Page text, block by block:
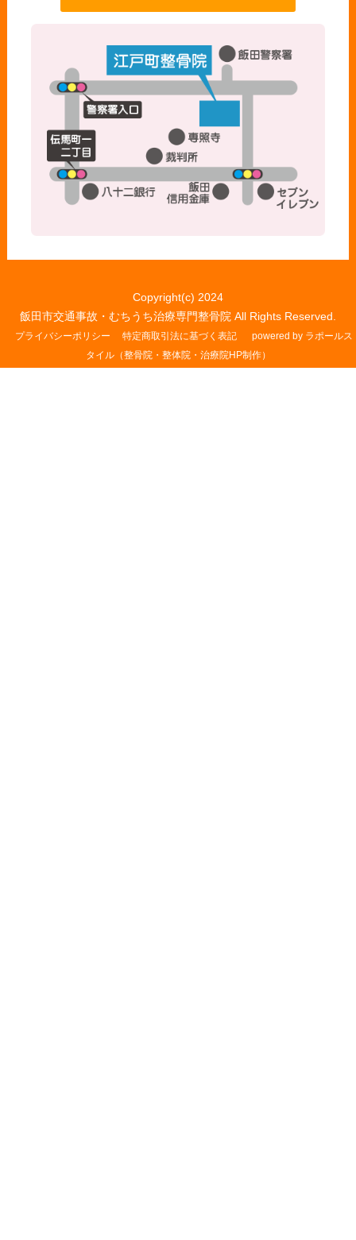
Copyright(c) 2024
飯田市交通事故・むちうち治療専門整骨院 All Rights Reserved.
プライバシーポリシー 特定商取引法に基づく表記
powered by ラポールス
タイル（整骨院・整体院・治療院HP制作）